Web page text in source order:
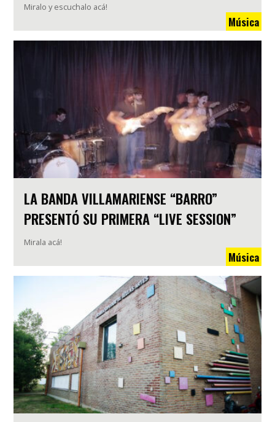
Miralo y escuchalo acá!
Música
LA BANDA VILLAMARIENSE “BARRO”
PRESENTÓ SU PRIMERA “LIVE SESSION”
Mirala acá!
Música